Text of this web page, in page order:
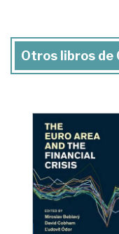
Otros libros de